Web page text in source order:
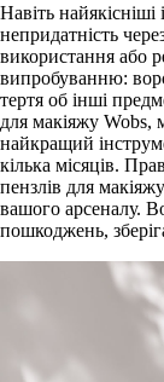
Навіть
непридатність
використання або
випробуванню:
тертя об інші
для макіяжу Wobs,
найкращий
кілька місяців.
пензлів для макіяжу
вашого арсеналу.
пошкоджень,